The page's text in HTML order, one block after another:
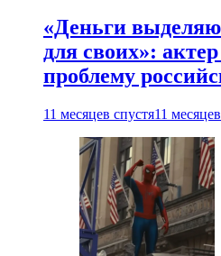
«Деньги
для своих»:
проблему
11 месяцев спустя11